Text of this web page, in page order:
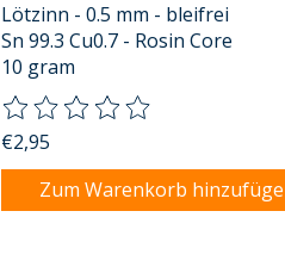
Lötzinn - 0.5 mm - bleifrei
Sn 99.3 Cu0.7 - Rosin Core
10 gram
Die Bewertung dieses
€2,95
Zum Warenkorb